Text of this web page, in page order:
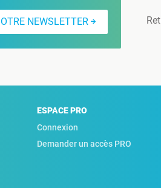
NEWSLETTER
ESPACE PRO
Connexion
Demander un accès PRO